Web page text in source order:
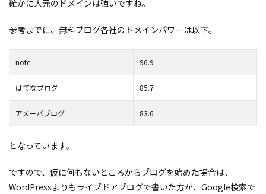
確かに大元のドメインは強いですね。
参考までに、無料ブログ各社のドメインパワーは以下。
note 96.9
はてなブログ 85.7
アメーバブログ 83.6
となっています。
ですので、仮に何もないところからブログを始めた場合は、
WordPressよりもライブドアブログで書いた方が、Google検索で